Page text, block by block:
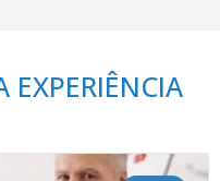
EXPERIÊNCIA